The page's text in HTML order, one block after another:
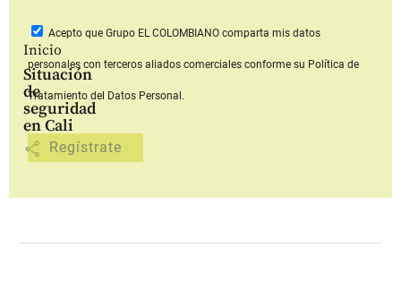
Inicio
Situación
de
seguridad
en Cali
share
Acepto que Grupo EL COLOMBIANOcomparta mis datos
personales con terceros aliados comerciales conforme su Política de
Tratamiento del Datos Personal.